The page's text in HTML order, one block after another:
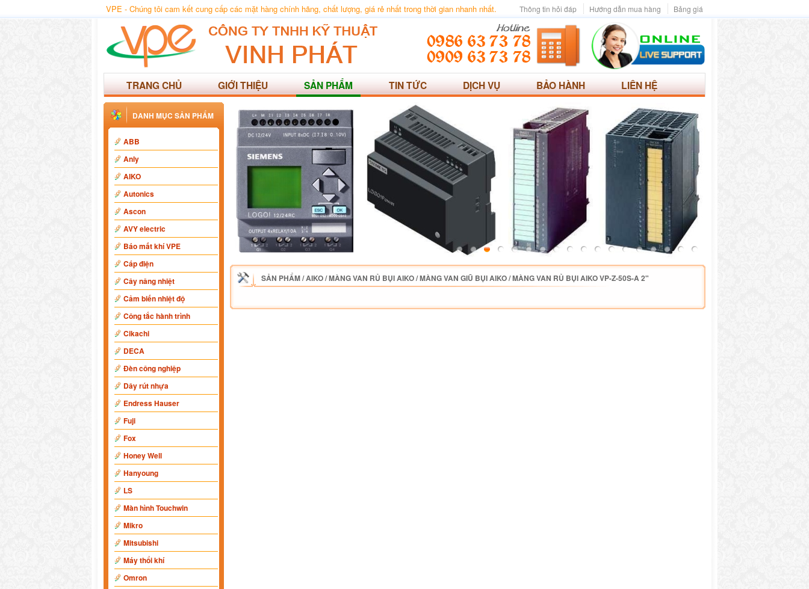
VPE - Chúng tôi cam kết cung cấp các mặt hàng chính hãng, chất lượng, giá rẻ nhất trong thời gian nhanh nhất. Bảng giá
Hướng dẫn mua hàng
Thông tin hỏi đáp
TRANG CHỦ GIỚI THIỆU SẢN PHẨM TIN TỨC DỊCH VỤ BẢO HÀNH LIÊN HỆ
DANH MỤC SẢN PHẨM
ABB
Anly
AIKO
Autonics
Ascon
AVY electric
Báo mất khí VPE
Cáp điện
Cây nâng nhiệt
Cảm biến nhiệt độ
Công tắc hành trình
Cikachi
DECA
Đèn công nghiệp
Dây rút nhựa
Endress Hauser
Fuji
Fox
Honey Well
Hanyoung
LS
Màn hình Touchwin
Mikro
Mitsubishi
Máy thổi khí
Omron
SẢN PHẨM/AIKO/MÀNG VAN RỦ BỤI AIKO/MÀNG VAN GIŨ BỤI AIKO/MÀNG VAN RỦ BỤI AIKO VP-Z-50S-A 2"